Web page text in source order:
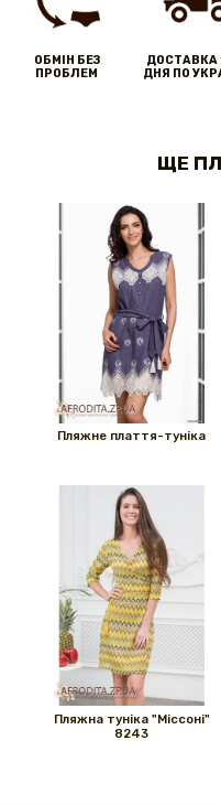
ОБМІН БЕЗ
ПРОБЛЕМ
ДОСТАВКА
ДНЯ ПО
ЩЕ
Пляжне плаття-туніка
Пляжна туніка "Міссоні"
8243